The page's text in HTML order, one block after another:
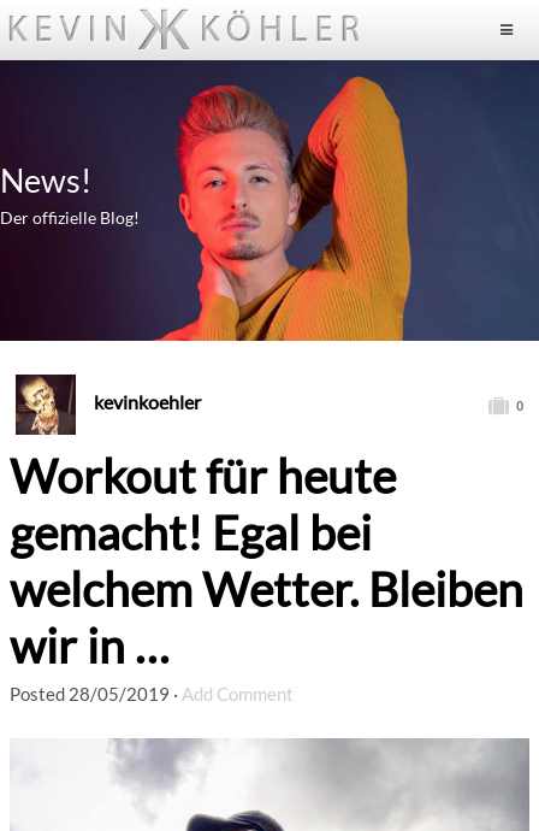
News!
Der offizielle Blog!
kevinkoehler 0
Workout für heute
gemacht! Egal bei
welchem ​​Wetter. Bleiben
wir in …
Posted 28/05/2019 · Add Comment